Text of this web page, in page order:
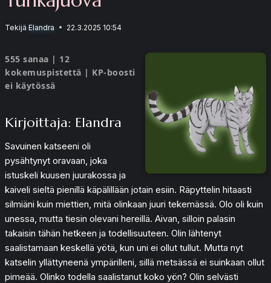
Tekijä Elandra 22.3.2025 10:54
555 sanaa | 12
kokemuspistettä | KP-boosti
ei käytössä
Kirjoittaja: Elandra
Savuinen katseeni oli
pysähtynyt oravaan, joka
istuskeli kuusen juurakossa ja
kaiveli sieltä pienillä käpälillään jotain esiin. Räpyttelin hitaasti
silmiäni kuin miettien, mitä olinkaan juuri tekemässä. Olo oli kuin
unessa, mutta tiesin olevani hereillä. Aivan, silloin palasin
takaisin tähän hetkeen ja todellisuuteen. Olin lähtenyt
saalistamaan keskellä yötä, kun uni ei ollut tullut. Mutta nyt
katselin yllättyneenä ympärilleni, sillä metsässä ei suinkaan ollut
pimeää. Olinko todella saalistanut koko yön? Olin selvästi